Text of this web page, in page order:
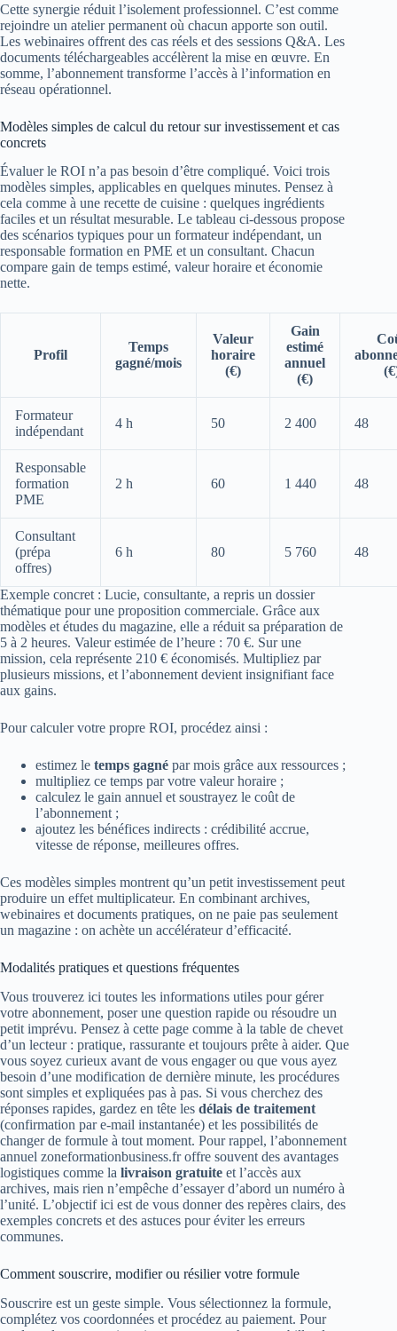
Cette synergie réduit l’isolement professionnel. C’est comme
rejoindre un atelier permanent où chacun apporte son outil.
Les webinaires offrent des cas réels et des sessions Q&A. Les
documents téléchargeables accélèrent la mise en œuvre. En
somme, l’abonnement transforme l’accès à l’information en
réseau opérationnel.
Modèles simples de calcul du retour sur investissement et cas
concrets
Évaluer le ROI n’a pas besoin d’être compliqué. Voici trois
modèles simples, applicables en quelques minutes. Pensez à
cela comme à une recette de cuisine : quelques ingrédients
faciles et un résultat mesurable. Le tableau ci-dessous propose
des scénarios typiques pour un formateur indépendant, un
responsable formation en PME et un consultant. Chacun
compare gain de temps estimé, valeur horaire et économie
nette.
Profil
Temps
gagné/mois
Valeur
horaire
(€)
Gain
estimé
annuel
(€)
Formateur
indépendant
4 h 50 2 400 48
Responsable
formation
PME
2 h 60 1 440 48
Consultant
(prépa
offres)
6 h 80 5 760 48
Exemple concret : Lucie, consultante, a repris un dossier
thématique pour une proposition commerciale. Grâce aux
modèles et études du magazine, elle a réduit sa préparation de
5 à 2 heures. Valeur estimée de l’heure : 70 €. Sur une
mission, cela représente 210 € économisés. Multipliez par
plusieurs missions, et l’abonnement devient insignifiant face
aux gains.
Pour calculer votre propre ROI, procédez ainsi :
estimez le temps gagné par mois grâce aux ressources ;
multipliez ce temps par votre valeur horaire ;
calculez le gain annuel et soustrayez le coût de
l’abonnement ;
ajoutez les bénéfices indirects : crédibilité accrue,
vitesse de réponse, meilleures offres.
Ces modèles simples montrent qu’un petit investissement peut
produire un effet multiplicateur. En combinant archives,
webinaires et documents pratiques, on ne paie pas seulement
un magazine : on achète un accélérateur d’efficacité.
Modalités pratiques et questions fréquentes
Vous trouverez ici toutes les informations utiles pour gérer
votre abonnement, poser une question rapide ou résoudre un
petit imprévu. Pensez à cette page comme à la table de chevet
d’un lecteur : pratique, rassurante et toujours prête à aider. Que
vous soyez curieux avant de vous engager ou que vous ayez
besoin d’une modification de dernière minute, les procédures
sont simples et expliquées pas à pas. Si vous cherchez des
réponses rapides, gardez en tête les délais de traitement
(confirmation par e‑mail instantanée) et les possibilités de
changer de formule à tout moment. Pour rappel, l’abonnement
annuel zoneformationbusiness.fr offre souvent des avantages
logistiques comme la livraison gratuite et l’accès aux
archives, mais rien n’empêche d’essayer d’abord un numéro à
l’unité. L’objectif ici est de vous donner des repères clairs, des
exemples concrets et des astuces pour éviter les erreurs
communes.
Comment souscrire, modifier ou résilier votre formule
Souscrire est un geste simple. Vous sélectionnez la formule,
complétez vos coordonnées et procédez au paiement. Pour